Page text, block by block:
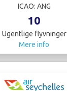
ICAO: ANG
10
Ugentlige flyvninger
Mere info